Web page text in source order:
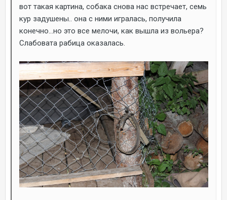
вот такая картина, собака снова нас встречает, семь
кур задушены.. она с ними игралась, получила
конечно...но это все мелочи, как вышла из вольера?
Слабовата рабица оказалась.